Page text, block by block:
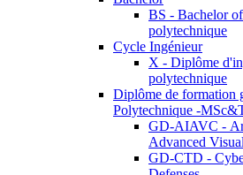
BS - Bachelor
polytechnique
Cycle Ingénieur
X - Diplôme
polytechnique
Diplôme de formation
Polytechnique -
GD-AIAVC -
Advanced
GD-CTD -